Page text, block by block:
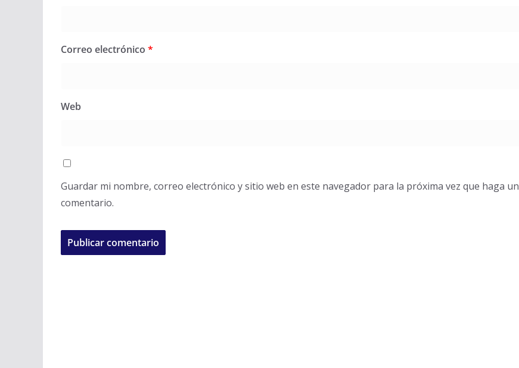
Correo electrónico *
Web
Guardar mi nombre, correo electrónico y sitio web en este navegador para la próxima vez que haga un
comentario.